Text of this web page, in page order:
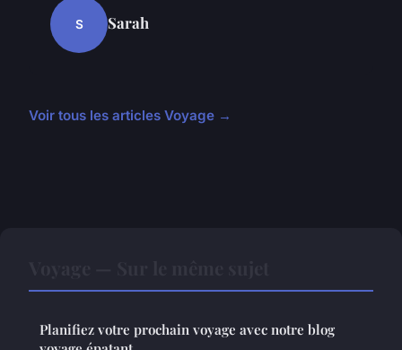
S Sarah
Voir tous les articles Voyage →
Planifiez votre prochain voyage avec notre blog